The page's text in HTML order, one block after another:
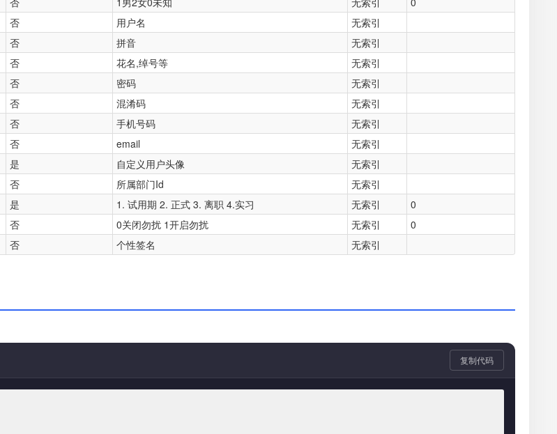
否 用户名
无索引
否 拼音
无索引
否 花名,绰号等
无索引
否 密码
无索引
否 混淆码
无索引
否 手机号码
无索引
否 email
无索引
是 自定义用户头像
无索引
否 所属部门Id
无索引
是 1. 试用期 2. 正式 3. 离职 4.实习 无索引
0
否 0关闭勿扰 1开启勿扰 无索引
0
否 个性签名 无索引
复制代码